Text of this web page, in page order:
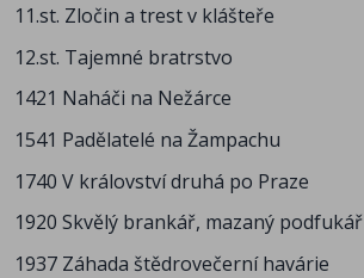
11.st. Zločin a trest v klášteře
12.st. Tajemné bratrstvo
1421 Naháči na Nežárce
1541 Padělatelé na Žampachu
1740 V království druhá po Praze
1920 Skvělý brankář, mazaný podfukář
1937 Záhada štědrovečerní havárie